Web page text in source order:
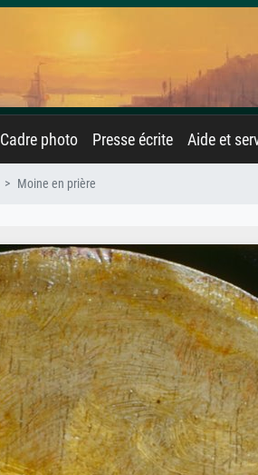
Cadre photo Presse écrite Aide et
Moine en prière